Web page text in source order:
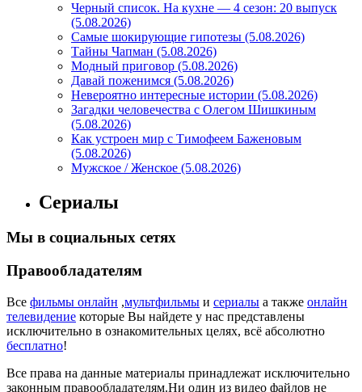
Черный список. На кухне — 4 сезон: 20 выпуск
(5.08.2026)
Самые шокирующие гипотезы (5.08.2026)
Тайны Чапман (5.08.2026)
Модный приговор (5.08.2026)
Давай поженимся (5.08.2026)
Невероятно интересные истории (5.08.2026)
Загадки человечества с Олегом Шишкиным
(5.08.2026)
Как устроен мир с Тимофеем Баженовым
(5.08.2026)
Мужское / Женское (5.08.2026)
Сериалы
Мы в социальных сетях
Правообладателям
Все фильмы онлайн ,мультфильмы и сериалы а также онлайн
телевидение которые Вы найдете у нас представлены
исключительно в ознакомительных целях, всё абсолютно
бесплатно!
Все права на данные материалы принадлежат исключительно
законным правообладателям.Ни один из видео файлов не